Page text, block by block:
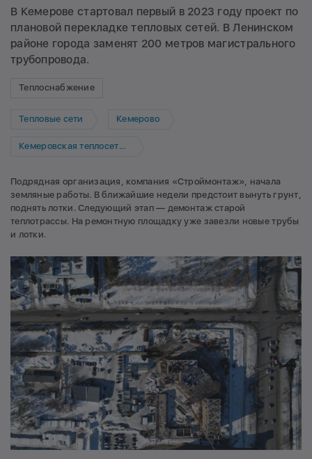
В Кемерове стартовал первый в 2023 году проект по
плановой перекладке тепловых сетей. В Ленинском
районе города заменят 200 метров магистрального
трубопровода.
Теплоснабжение
Тепловые сети Кемерово
Кемеровская теплосетевая компания
Подрядная организация, компания «Строймонтаж», начала
земляные работы. В ближайшие недели предстоит вынуть грунт,
поднять лотки. Следующий этап — демонтаж старой
теплотрассы. На ремонтную площадку уже завезли новые трубы
и лотки.